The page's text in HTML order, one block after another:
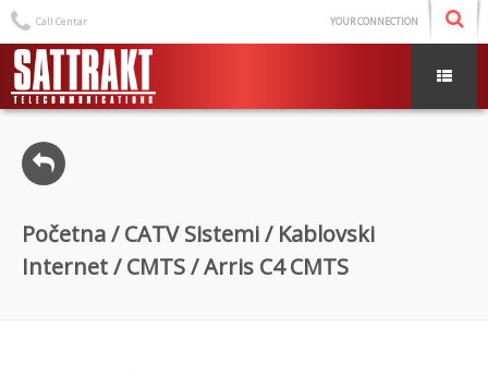
Call Centar YOUR CONNECTION
Početna/CATV Sistemi/ Kablovski
Internet/CMTS/ Arris C4 CMTS